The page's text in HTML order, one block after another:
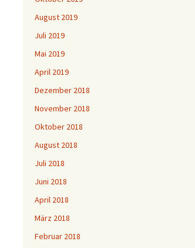
August 2019
Juli 2019
Mai 2019
April 2019
Dezember 2018
November 2018
Oktober 2018
August 2018
Juli 2018
Juni 2018
April 2018
März 2018
Februar 2018